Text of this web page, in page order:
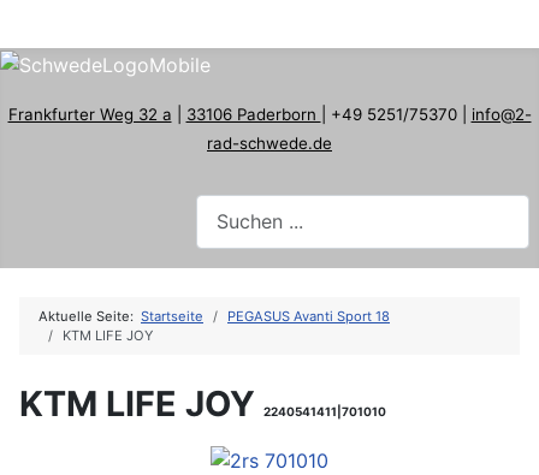
Frankfurter Weg 32 a 33106 Paderborn | +49 5251/75370 | info@2-
rad-schwede.de
Aktuelle Seite: Startseite
PEGASUS Avanti Sport 18
KTM LIFE JOY
KTM LIFE JOY 2240541411|701010